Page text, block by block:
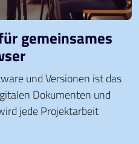
gemeinsames
und Versionen ist das
Dokumenten und
jede Projektarbeit